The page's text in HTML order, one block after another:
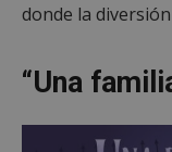
donde la
“Una